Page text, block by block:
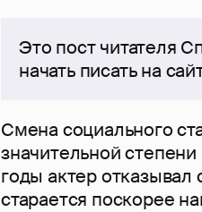
Это пост читателя
начать писать на
Смена социального
значительной
годы актер
старается поскорее